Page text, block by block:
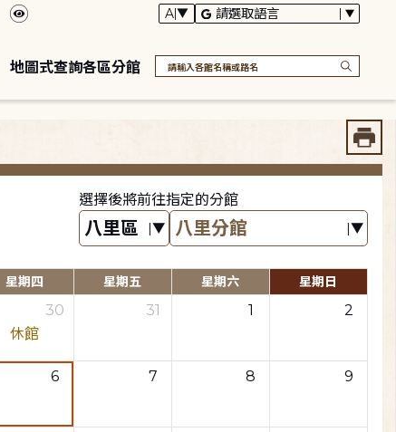
地圖式查詢各區分館
選擇後將前往指定的分館
星期四 星期五 星期六 星期日
30
休館
31 1 2
6 7 8 9